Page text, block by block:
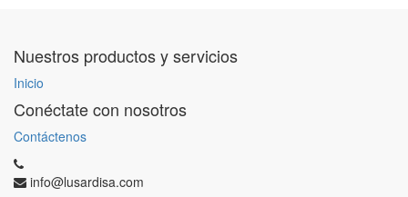
Nuestros productos y servicios
Inicio
Conéctate con nosotros
Contáctenos
info@lusardisa.com